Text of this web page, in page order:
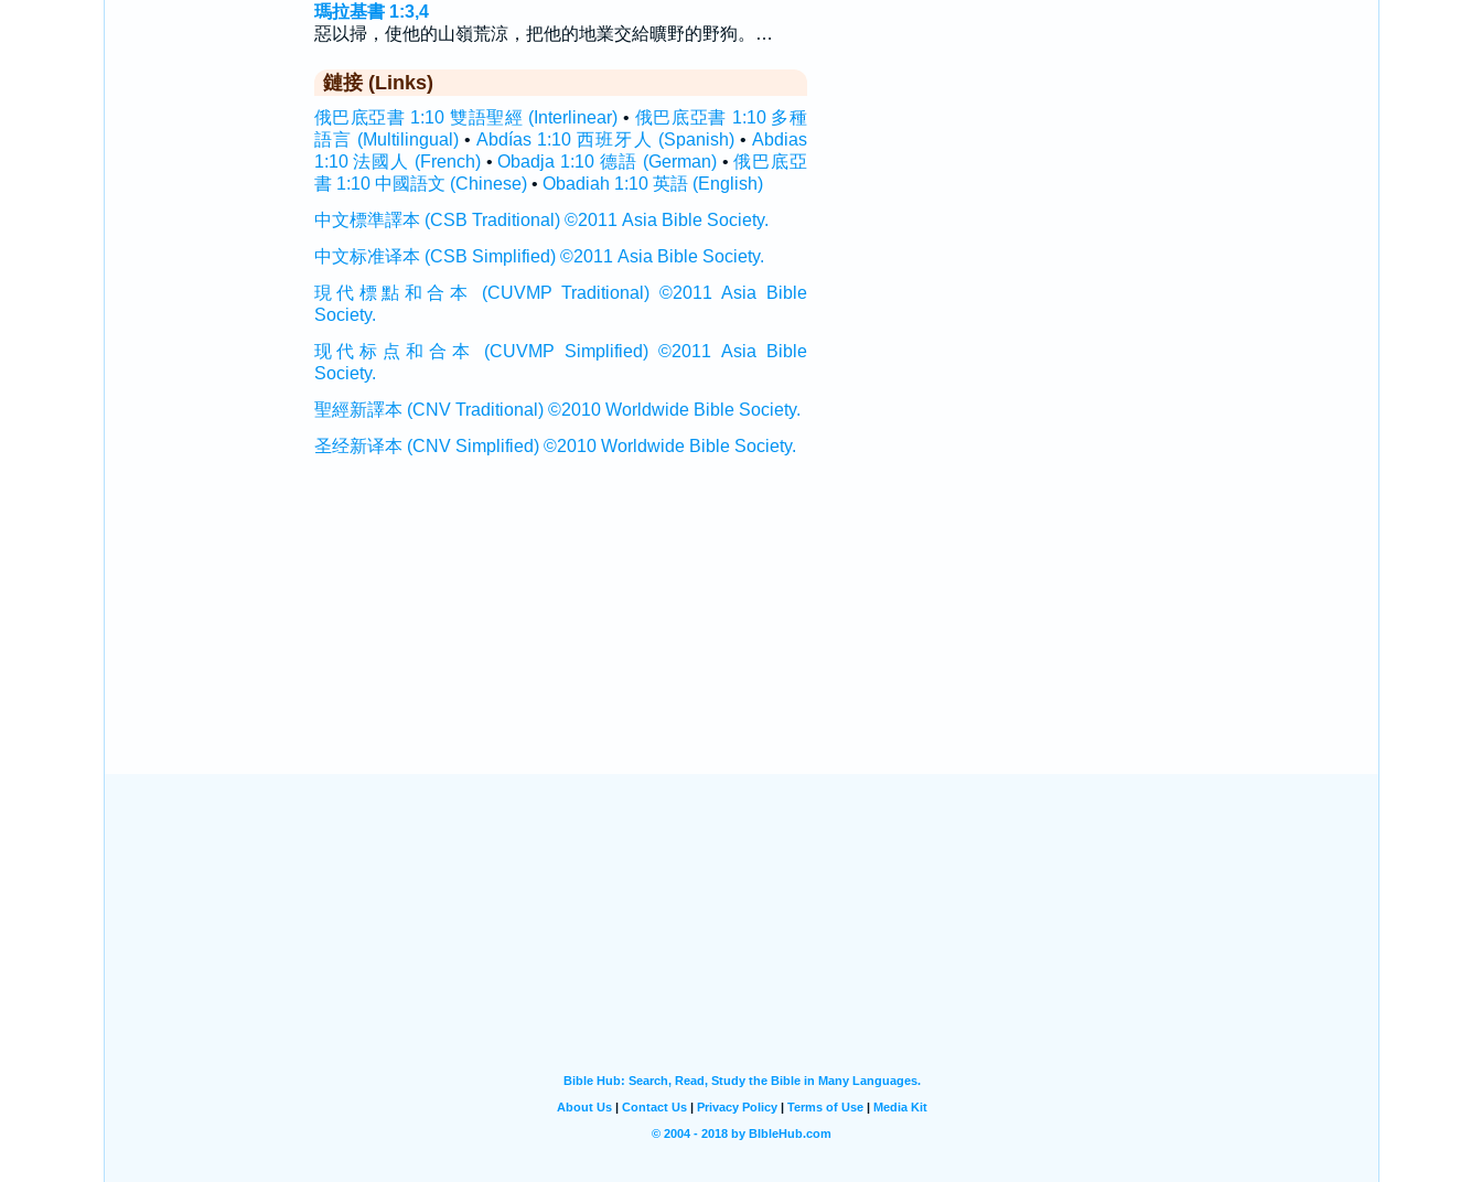
瑪拉基書 1:3,4
惡以掃，使他的山嶺荒涼，把他的地業交給曠野的野狗。…
鏈接 (Links)
俄巴底亞書 1:10 雙語聖經 (Interlinear) • 俄巴底亞書 1:10 多種
語言 (Multilingual)•Abdías 1:10 西班牙人 (Spanish)• Abdias
1:10 法國人 (French)•Obadja 1:10 德語 (German)•俄巴底亞
書 1:10 中國語文 (Chinese)• Obadiah 1:10 英語 (English)
中文標準譯本 (CSB Traditional) ©2011 Asia Bible Society.
中文标准译本 (CSB Simplified) ©2011 Asia Bible Society.
現代標點和合本 (CUVMP Traditional) ©2011 Asia Bible
Society.
现代标点和合本 (CUVMP Simplified) ©2011 Asia Bible
Society.
聖經新譯本 (CNV Traditional) ©2010 Worldwide Bible Society.
圣经新译本 (CNV Simplified) ©2010 Worldwide Bible Society.